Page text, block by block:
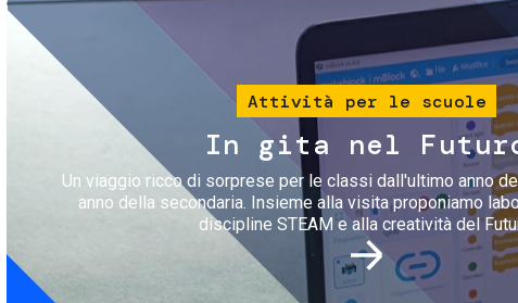
Immagine
Attività per le scuole
In gita nel
Un viaggio ricco di sorprese per le classi dall'ultimo anno
anno della secondaria. Insieme alla visita proponiamo
discipline STEAM e alla creatività del